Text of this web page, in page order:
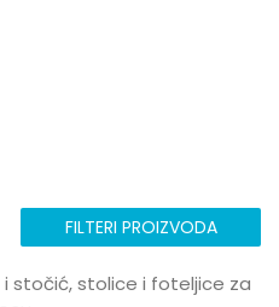
FILTERI PROIZVODA
stočić, stolice i foteljice za